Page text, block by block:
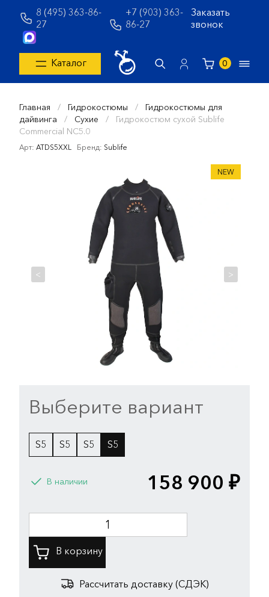
8 (495) 363-86-
27
+7 (903) 363-
86-27
Заказать
звонок
Каталог 0
Главная / Гидрокостюмы / Гидрокостюмы для
дайвинга / Сухие / Гидрокостюм сухой Sublife
Commercial NC5.0
Арт: ATDS5XXL Бренд: Sublife
NEW
< >
Выберите вариант
S5 S5 S5 S5
В наличии 158 900 ₽
Рассчитать доставку (СДЭК)